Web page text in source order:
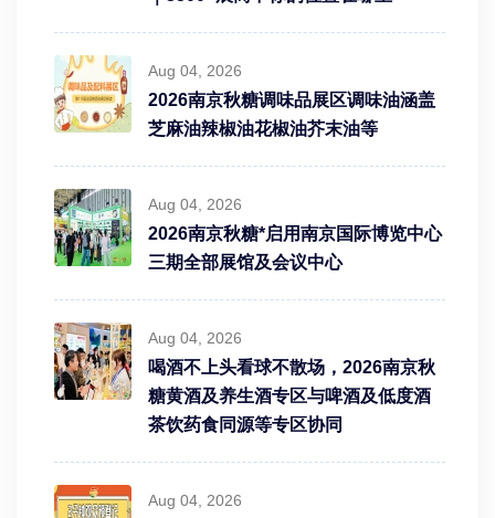
Aug 04, 2026
2026南京秋糖调味品展区调味油涵盖
芝麻油辣椒油花椒油芥末油等
Aug 04, 2026
2026南京秋糖*启用南京国际博览中心
三期全部展馆及会议中心
Aug 04, 2026
喝酒不上头看球不散场，2026南京秋
糖黄酒及养生酒专区与啤酒及低度酒
茶饮药食同源等专区协同
Aug 04, 2026